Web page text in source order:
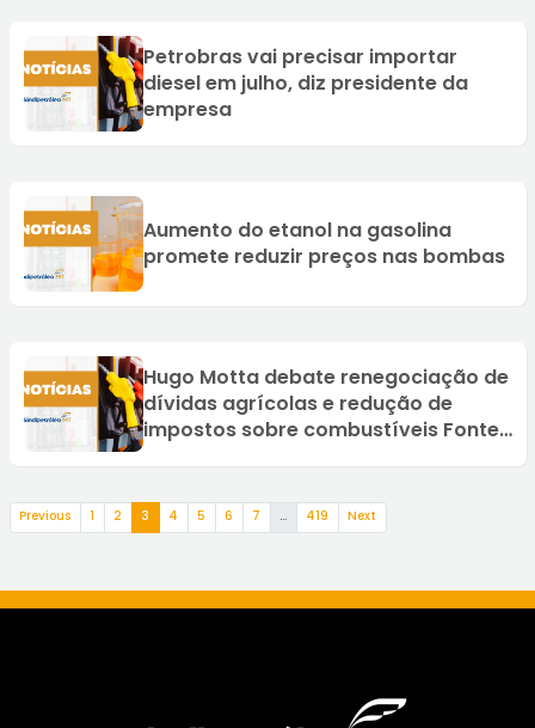
Petrobras vai precisar importar
diesel em julho, diz presidente da
empresa
Aumento do etanol na gasolina
promete reduzir preços nas bombas
Hugo Motta debate renegociação de
dívidas agrícolas e redução de
impostos sobre combustíveis Fonte:
Agência Câmara de Notícias
Previous 1 2 3 (current)
4 5 6 7 … 419 Next